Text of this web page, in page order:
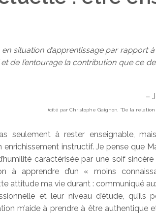
situation d’apprentissage par rapport
de l’entourage la contribution que ce
–
(cité par Christophe Gaignon, “De la relation
seulement à rester enseignable,
instructif. Je pense que
caractérisée par une soif
à apprendre d’un « moins
attitude ma vie durant : communiqué
et leur niveau d’étude, qu’ils
m’aide à prendre à être authentique